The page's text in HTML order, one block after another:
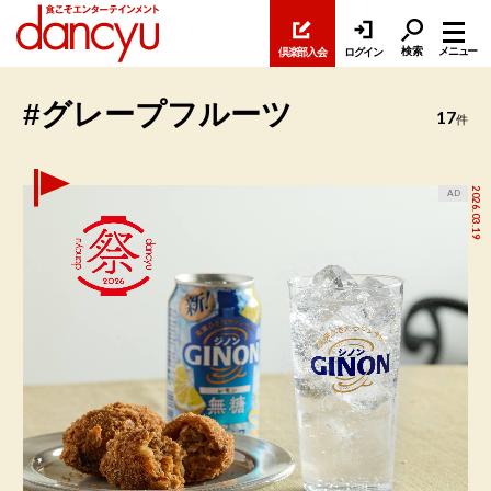
倶楽部入会 ログイン 検索 メニュー
#グレープフルーツ 17件
2026.03.19
AD